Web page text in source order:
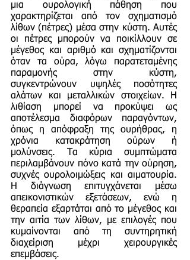
μια ουρολογική πάθηση που
χαρακτηρίζεται από τον σχηματισμό
λίθων (πέτρες) μέσα στην κύστη. Αυτές
οι πέτρες μπορούν να ποικίλλουν σε
μέγεθος και αριθμό και σχηματίζονται
όταν τα ούρα, λόγω παρατεταμένης
παραμονής στην κύστη,
συγκεντρώνουν υψηλές ποσότητες
αλάτων και μεταλλικών στοιχείων. Η
λιθίαση μπορεί να προκύψει ως
αποτέλεσμα διαφόρων παραγόντων,
όπως η απόφραξη της ουρήθρας, η
χρόνια κατακράτηση ούρων ή
μολύνσεις. Τα κύρια συμπτώματα
περιλαμβάνουν πόνο κατά την ούρηση,
συχνές ουρολοιμώξεις και αιματουρία.
Η διάγνωση επιτυγχάνεται μέσω
απεικονιστικών εξετάσεων, ενώ η
θεραπεία εξαρτάται από το μέγεθος και
την αιτία των λίθων, με επιλογές που
κυμαίνονται από τη συντηρητική
διαχείριση μέχρι χειρουργικές
επεμβάσεις.